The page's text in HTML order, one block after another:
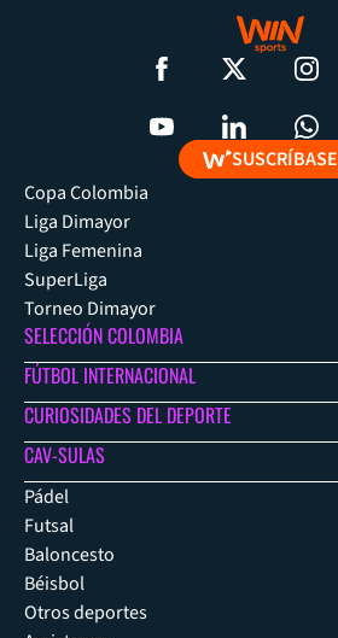
SUSCRÍBASE
Copa Colombia
Liga Dimayor
Liga Femenina
SuperLiga
Torneo Dimayor
SELECCIÓN COLOMBIA
FÚTBOL INTERNACIONAL
CURIOSIDADES DEL DEPORTE
CAV-SULAS
Pádel
Futsal
Baloncesto
Béisbol
Otros deportes